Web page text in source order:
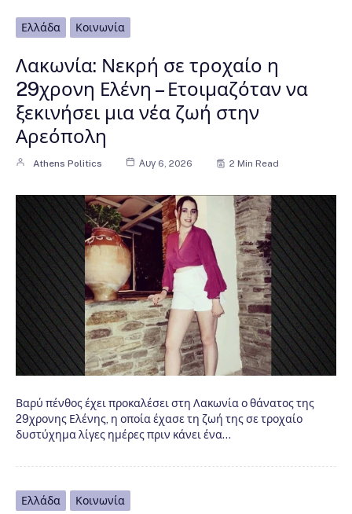
Ελλάδα Κοινωνία
Λακωνία: Νεκρή σε τροχαίο η
29χρονη Ελένη – Ετοιμαζόταν να
ξεκινήσει μια νέα ζωή στην
Αρεόπολη
Athens Politics Αυγ 6, 2026 2 Min Read
Βαρύ πένθος έχει προκαλέσει στη Λακωνία ο θάνατος της
29χρονης Ελένης, η οποία έχασε τη ζωή της σε τροχαίο
δυστύχημα λίγες ημέρες πριν κάνει ένα…
Ελλάδα Κοινωνία